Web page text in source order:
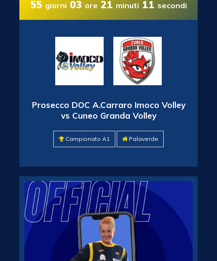
55 giorni 03 ore 21 minuti 10 secondi
Prosecco DOC A.Carraro Imoco Volley
vs Cuneo Granda Volley
Campionato A1 Palaverde